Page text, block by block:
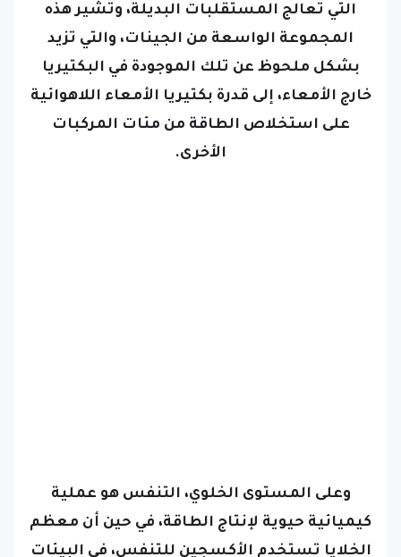
التي تعالج المستقلبات البديلة، وتشير هذه
المجموعة الواسعة من الجينات، والتي تزيد
بشكل ملحوظ عن تلك الموجودة في البكتيريا
خارج الأمعاء، إلى قدرة بكتيريا الأمعاء اللاهوائية
على استخلاص الطاقة من مئات المركبات
الأخرى.
وعلى المستوى الخلوي، التنفس هو عملية
كيميائية حيوية لإنتاج الطاقة، في حين أن معظم
الخلايا تستخدم الأكسجين للتنفس، في البيئات